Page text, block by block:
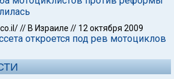
// В Израиле // 12 октября 2009
откроется под рев мотоциклов